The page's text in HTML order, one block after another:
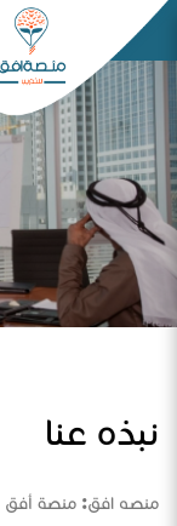
نبذه عنا
منصه افق: منصة أفق